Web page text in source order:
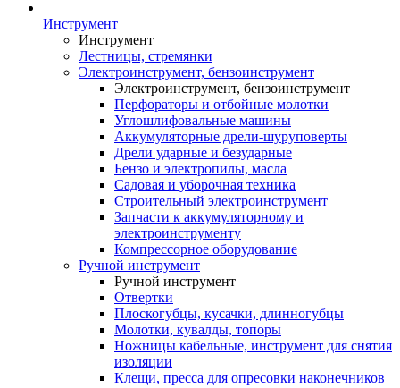
Инструмент
Инструмент
Лестницы, стремянки
Электроинструмент, бензоинструмент
Электроинструмент, бензоинструмент
Перфораторы и отбойные молотки
Углошлифовальные машины
Аккумуляторные дрели-шуруповерты
Дрели ударные и безударные
Бензо и электропилы, масла
Садовая и уборочная техника
Строительный электроинструмент
Запчасти к аккумуляторному и
электроинструменту
Компрессорное оборудование
Ручной инструмент
Ручной инструмент
Отвертки
Плоскогубцы, кусачки, длинногубцы
Молотки, кувалды, топоры
Ножницы кабельные, инструмент для снятия
изоляции
Клещи, пресса для опресовки наконечников